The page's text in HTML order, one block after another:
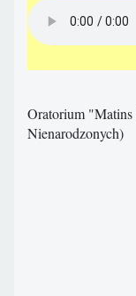
Oratorium
Nienarodzonych)